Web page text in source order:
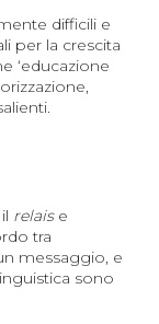
difficili e
per la crescita
‘educazione
relais e
tra
messaggio, e
sono